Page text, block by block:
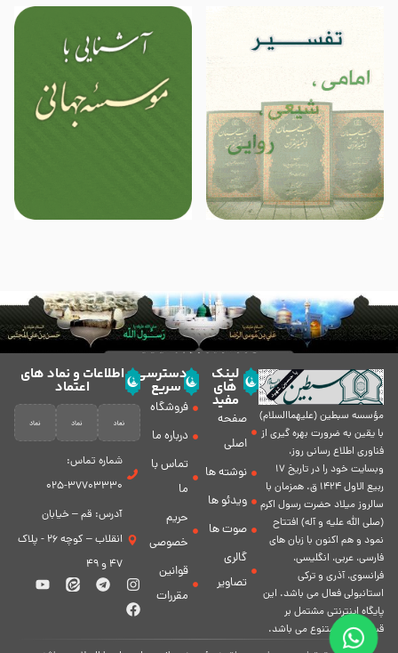
مؤسسه سبطين (عليهماالسلام)
با يقين به ضرورت بهره گیرى از
فناورى اطلاع رسانى روز،
وبسایت خود را در تاريخ 17
ربيع الاول 1424 ق. همزمان با
سالروز ميلاد حضرت رسول اكرم
(صلی الله علیه و آله) افتتاح
نمود و هم اكنون با زبان های
فارسی، عربى، انگلیسی،
فرانسوی، آذری و ترکی
استانبولی فعال مى باشد. اين
پايگاه اينترنتى مشتمل بر
قسمت هاى متنوع مى باشد.
لینک
های
مفید
صفحه
اصلی
نوشته ها
ویدئو ها
صوت ها
گالری
تصاویر
دسترسی
سریع
فروشگاه
درباره ما
تماس با
ما
حریم
خصوصی
قوانین
مقررات
اطلاعات و نماد های
اعتماد
شماره تماس:
37703330-025
آدرس: قم – خیابان
انقلاب – کوچه 26 - پلاک
47 و 49